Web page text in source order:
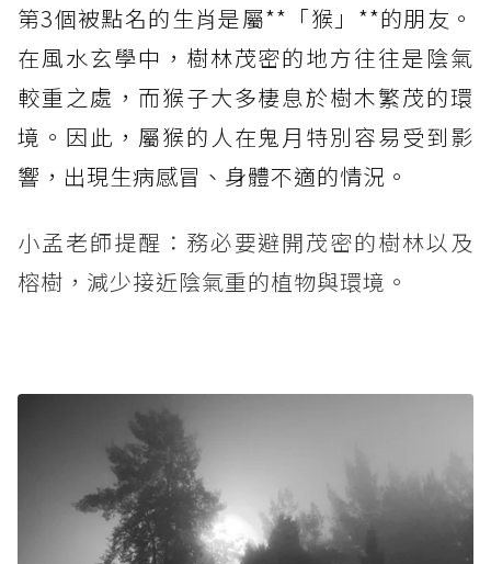
第3個被點名的生肖是屬**「猴」**的朋友。
在風水玄學中，樹林茂密的地方往往是陰氣
較重之處，而猴子大多棲息於樹木繁茂的環
境。因此，屬猴的人在鬼月特別容易受到影
響，出現生病感冒、身體不適的情況。
小孟老師提醒：務必要避開茂密的樹林以及
榕樹，減少接近陰氣重的植物與環境。